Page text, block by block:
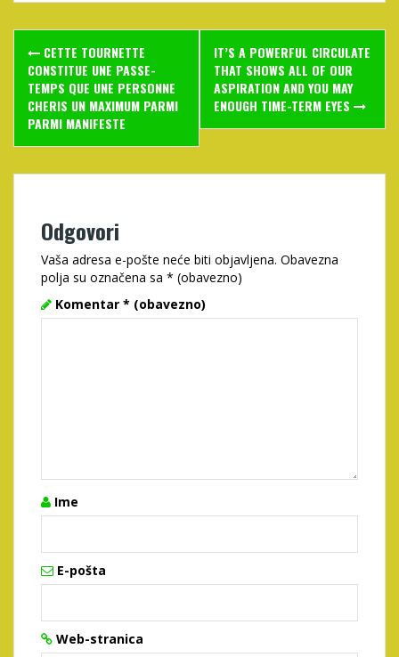
Post
navigation
CETTE TOURNETTE
CONSTITUE UNE PASSE-
TEMPS QUE UNE PERSONNE
CHERIS UN MAXIMUM PARMI
PARMI MANIFESTE
IT’S A POWERFUL CIRCULATE
THAT SHOWS ALL OF OUR
ASPIRATION AND YOU MAY
ENOUGH TIME-TERM EYES
Odgovori
Vaša adresa e-pošte neće biti objavljena. Obavezna
polja su označena sa * (obavezno)
Komentar * (obavezno)
Ime
E-pošta
Web-stranica